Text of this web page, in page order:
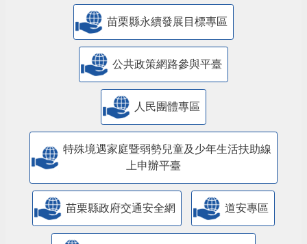
苗栗縣永續發展目標專區
公共政策網路參與平臺
人民團體專區
特殊境遇家庭暨弱勢兒童及少年生活扶助線
上申辦平臺
苗栗縣政府交通安全網 道安專區